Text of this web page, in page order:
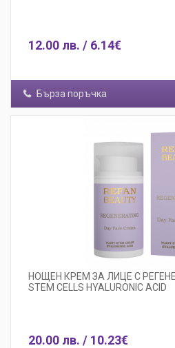
12.00 лв. / 6.14€
Бърза поръчка
НОЩЕН КРЕМ ЗА ЛИЦЕ С
STEM CELLS HYALURONIC ACID
20.00 лв. / 10.23€